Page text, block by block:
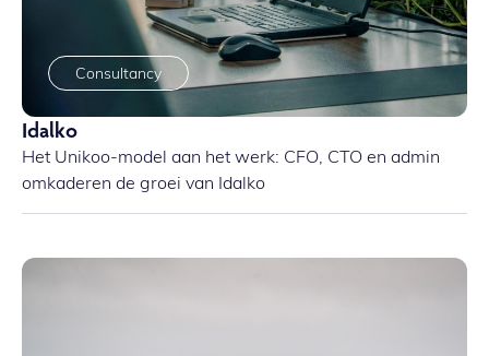
Consultancy
Idalko
Het Unikoo-model aan het werk: CFO, CTO en admin
omkaderen de groei van Idalko